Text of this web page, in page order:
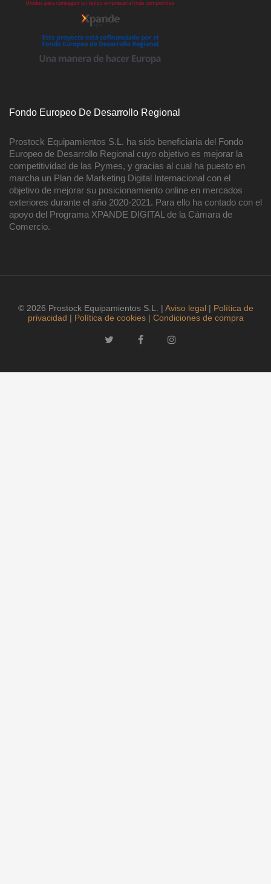
Fondo Europeo De Desarrollo Regional
Prostock Equipamientos S.L. ha sido beneficiaria del Fondo
Europeo de Desarrollo Regional cuyo objetivo es mejorar la
competitividad de las Pymes, y gracias al cual ha puesto en
marcha un Plan de Marketing Digital Internacional con el
objetivo de mejorar su posicionamiento online en mercados
exteriores durante el año 2020-2021. Para ello ha contado con el
apoyo del Programa XPANDE DIGITAL de la Cámara de
Comercio.
© 2026 Prostock Equipamientos S.L. | Aviso legal| Política de
privacidad | Política de cookies| Condiciones de compra